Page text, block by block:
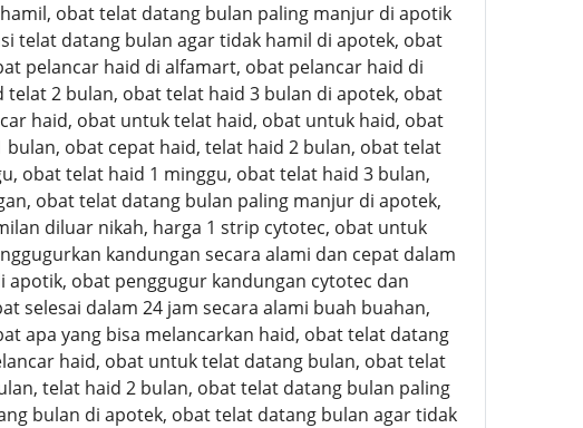
obat telat datang bulan paling manjur di apotik
telat datang bulan agar tidak hamil di apotek, obat
pelancar haid di alfamart, obat pelancar haid di
2 bulan, obat telat haid 3 bulan di apotek, obat
haid, obat untuk telat haid, obat untuk haid, obat
obat cepat haid, telat haid 2 bulan, obat telat
obat telat haid 1 minggu, obat telat haid 3 bulan,
obat telat datang bulan paling manjur di apotek,
diluar nikah, harga 1 strip cytotec, obat untuk
kandungan secara alami dan cepat dalam
obat penggugur kandungan cytotec dan
selesai dalam 24 jam secara alami buah buahan,
apa yang bisa melancarkan haid, obat telat datang
haid, obat untuk telat datang bulan, obat telat
telat haid 2 bulan, obat telat datang bulan paling
bulan di apotek, obat telat datang bulan agar tidak